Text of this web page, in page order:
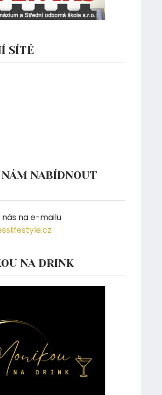
SÍTĚ
NABÍDNOUT
na e-mailu
NA DRINK